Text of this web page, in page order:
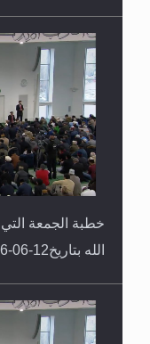
خطبة الجمعة التي
الله بتاريخ12-06-2026